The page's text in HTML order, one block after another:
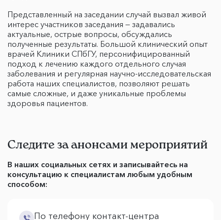
Представленный на заседании случай вызвал живой
интерес участников заседания — задавались
актуальные, острые вопросы, обсуждались
полученные результаты. Большой клинический опыт
врачей Клиники СПбГУ, персонифицированный
подход к лечению каждого отдельного случая
заболевания и регулярная научно-исследовательская
работа наших специалистов, позволяют решать
самые сложные, и даже уникальные проблемы
здоровья пациентов.
Следите за анонсами мероприятий
В наших социальных сетях и записывайтесь на
консультацию к специалистам любым удобным
способом:
По телефону контакт-центра